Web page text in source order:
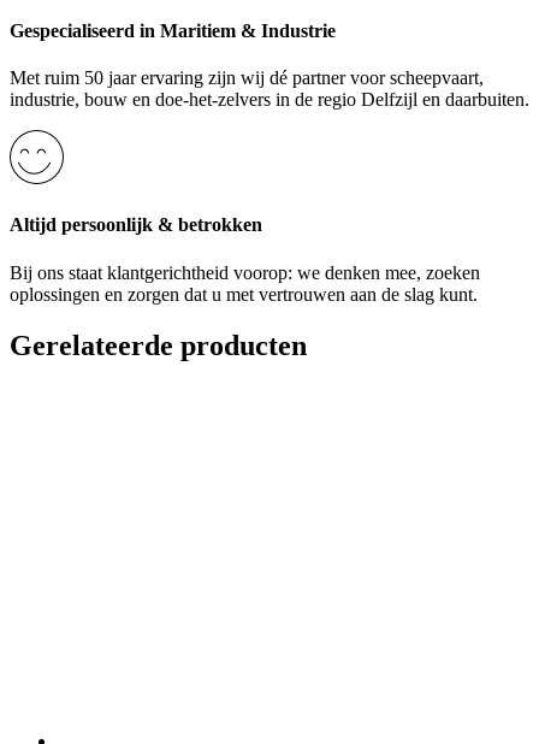
Gespecialiseerd in Maritiem & Industrie
Met ruim 50 jaar ervaring zijn wij dé partner voor scheepvaart,
industrie, bouw en doe-het-zelvers in de regio Delfzijl en daarbuiten.
Altijd persoonlijk & betrokken
Bij ons staat klantgerichtheid voorop: we denken mee, zoeken
oplossingen en zorgen dat u met vertrouwen aan de slag kunt.
Gerelateerde producten